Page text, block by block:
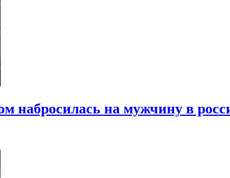
набросилась на мужчину в